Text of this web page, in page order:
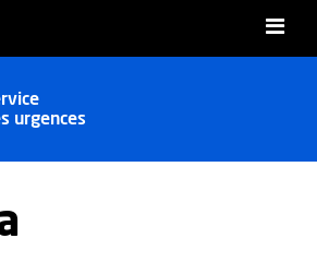
urgences